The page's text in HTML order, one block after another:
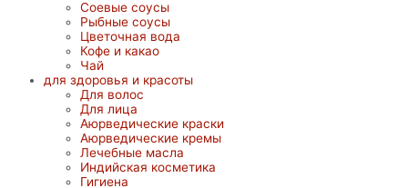
Соевые соусы
Рыбные соусы
Цветочная вода
Кофе и какао
Чай
для здоровья и красоты
Для волос
Для лица
Аюрведические краски
Аюрведические кремы
Лечебные масла
Индийская косметика
Гигиена